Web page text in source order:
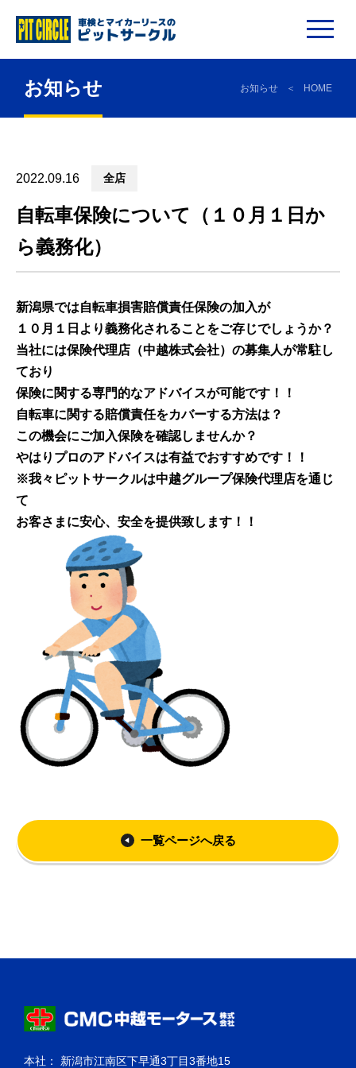
お知らせ お知らせ HOME
2022.09.16 全店
自転車保険について（１０月１日か
ら義務化）
新潟県では自転車損害賠償責任保険の加入が
１０月１日より義務化されることをご存じでしょうか？
当社には保険代理店（中越株式会社）の募集人が常駐し
ており
保険に関する専門的なアドバイスが可能です！！
自転車に関する賠償責任をカバーする方法は？
この機会にご加入保険を確認しませんか？
やはりプロのアドバイスは有益でおすすめです！！
※我々ピットサークルは中越グループ保険代理店を通じ
て
お客さまに安心、安全を提供致します！！
一覧ページへ戻る
本社： 新潟市江南区下早通3丁目3番地15